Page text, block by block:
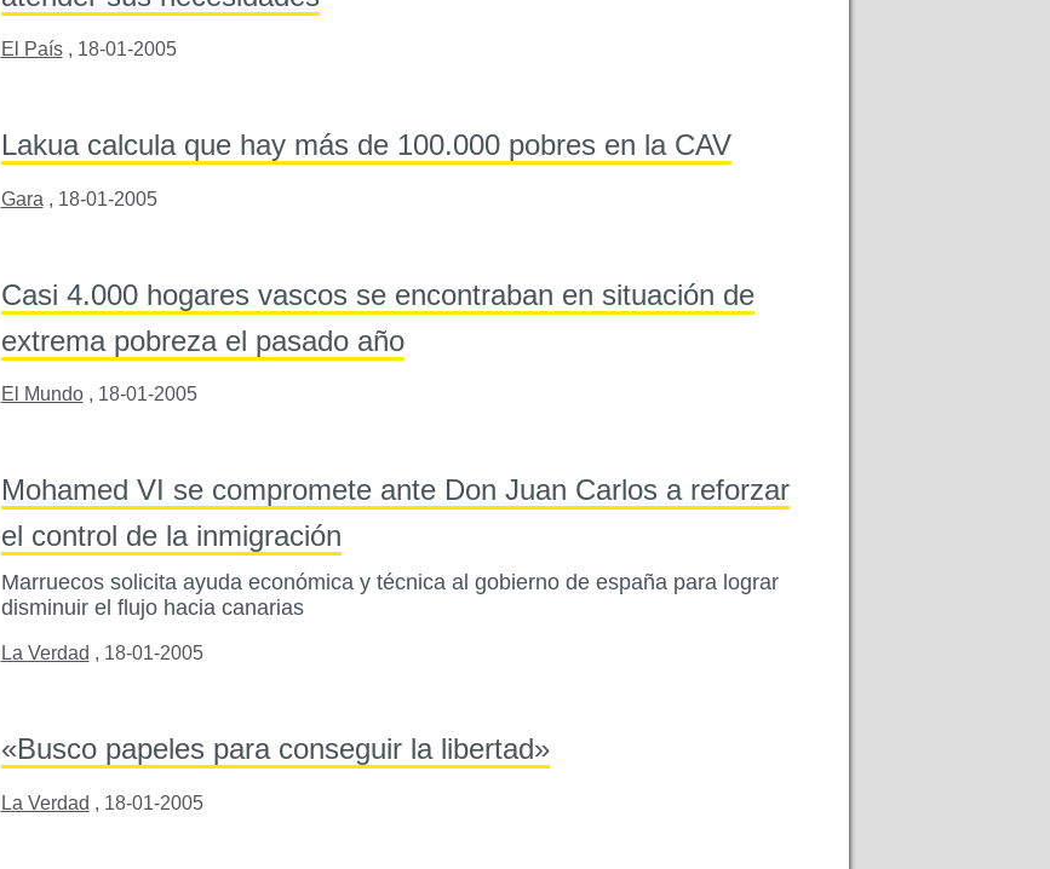
El País , 18-01-2005
Lakua calcula que hay más de 100.000 pobres en la CAV
Gara , 18-01-2005
Casi 4.000 hogares vascos se encontraban en situación de
extrema pobreza el pasado año
El Mundo , 18-01-2005
Mohamed VI se compromete ante Don Juan Carlos a reforzar
el control de la inmigración
Marruecos solicita ayuda económica y técnica al gobierno de españa para lograr
disminuir el flujo hacia canarias
La Verdad , 18-01-2005
«Busco papeles para conseguir la libertad»
La Verdad , 18-01-2005